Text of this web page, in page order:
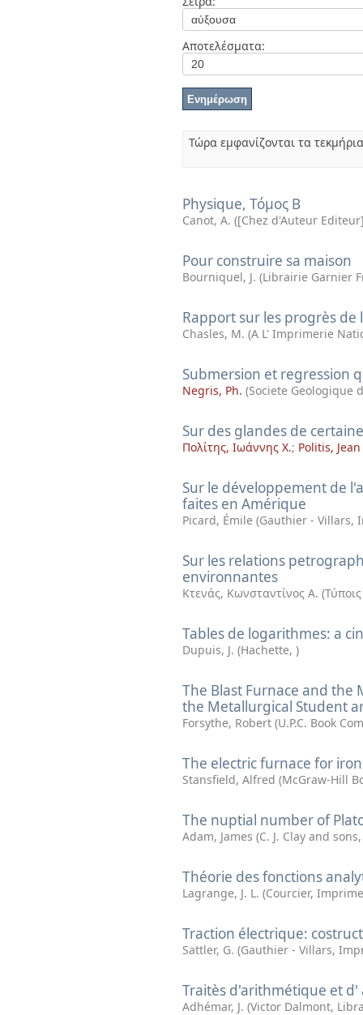
Αποτελέσματα:
Τώρα εμφανίζονται τα
Physique, Τόμος Β
Canot, A. ([Chez d'Auteur
Pour construire sa maison
Bourniquel, J. (Librairie Garnier
Rapport sur les progrès de
Chasles, M. (A L' Imprimerie
Submersion et regression
Negris, Ph. (Societe Geologique
Sur des glandes de
Πολίτης, Ιωάννης Χ.; Politis,
Sur le développement de
faites en Amérique
Picard, Émile (Gauthier - Villars,
Sur les relations
environnantes
Κτενάς, Κωνσταντίνος Α. (
Tables de logarithmes: a
Dupuis, J. (Hachette, )
The Blast Furnace and the
the Metallurgical Student
Forsythe, Robert (U.P.C. Book
The electric furnace for
Stansfield, Alfred (McGraw-Hill
The nuptial number of
Adam, James (C. J. Clay and sons
Théorie des fonctions
Lagrange, J. L. (Courcier,
Traction électrique:
Sattler, G. (Gauthier - Villars,
Traitès d'arithmétique et d'
Adhémar, J. (Victor Dalmont,